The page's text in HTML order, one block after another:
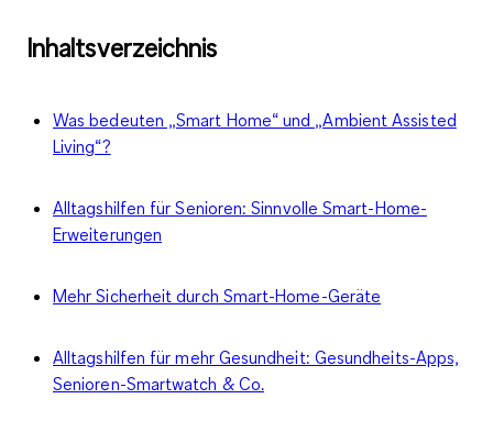
Inhaltsverzeichnis
Was bedeuten „Smart Home“ und „Ambient Assisted
Living“?
Alltagshilfen für Senioren: Sinnvolle Smart-Home-
Erweiterungen
Mehr Sicherheit durch Smart-Home-Geräte
Alltagshilfen für mehr Gesundheit: Gesundheits-Apps,
Senioren-Smartwatch & Co.